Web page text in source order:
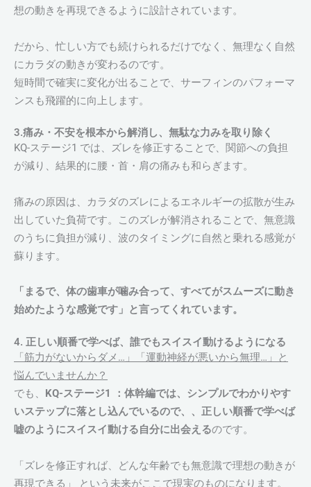
想の動きを再現できるように設計されています。
だから、忙しい方でも続けられるだけでなく、無理なく自然
にカラダの動きが変わるのです。
短時間で確実に変化が出ることで、サーフィンのパフォーマ
ンスも飛躍的に向上します。
3.痛み・不安を根本から解消し、無駄な力みを取り除く
KQ-ステージ1 では、ズレを修正することで、関節への負担
が減り、結果的に腰・首・肩の痛みも和らぎます。
痛みの原因は、カラダのズレによるエネルギーの拡散が生み
出していた負荷です。このズレが解消されることで、無意識
のうちに負担が減り、波のタイミングに自然と乗れる感覚が
蘇ります。
「まるで、体の歯車が噛み合って、すべてがスムーズに動き
始めたような感覚です」と言ってくれています。
4. 正しい順番で学べば、誰でもスイスイ動けるようになる
「筋力がないからダメ…」「運動神経が悪いから無理…」と
悩んでいませんか？
でも、 KQ-ステージ1 ：体幹編では、シンプルでわかりやす
いステップに落とし込んでいるので、、正しい順番で学べば
嘘のようにスイスイ動ける自分に出会えるのです。
「ズレを修正すれば、どんな年齢でも無意識で理想の動きが
再現できる」 という未来がここで現実のものになります。